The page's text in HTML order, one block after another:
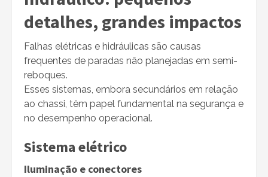
detalhes, grandes impactos
Falhas elétricas e hidráulicas são causas
frequentes de paradas não planejadas em semi-
reboques.
Esses sistemas, embora secundários em relação
ao chassi, têm papel fundamental na segurança e
no desempenho operacional.
Sistema elétrico
Iluminação e conectores